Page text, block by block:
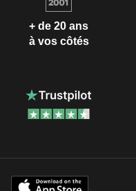
+ de 20 ans
à vos côtés